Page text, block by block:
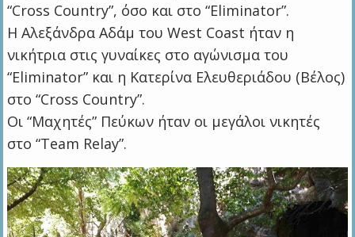
“Cross Country”, όσο και στο “Eliminator”.
Η Αλεξάνδρα Αδάμ του West Coast ήταν η
νικήτρια στις γυναίκες στο αγώνισμα του
“Eliminator” και η Κατερίνα Ελευθεριάδου (Βέλος)
στο “Cross Country”.
Οι “Μαχητές” Πεύκων ήταν οι μεγάλοι νικητές
στο “Team Relay”.